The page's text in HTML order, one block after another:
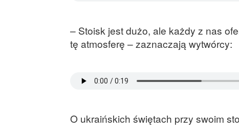
– Stoisk jest dużo, ale każdy z nas
tę atmosferę – zaznaczają wytwórcy:
O ukraińskich świętach przy swoim